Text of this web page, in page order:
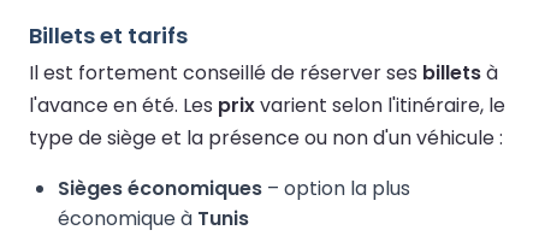
Billets et tarifs
Il est fortement conseillé de réserver ses billetsà
l'avance en été. Les prixvarient selon l'itinéraire, le
type de siège et la présence ou non d'un véhicule :
Sièges économiques – option la plus
économique à Tunis